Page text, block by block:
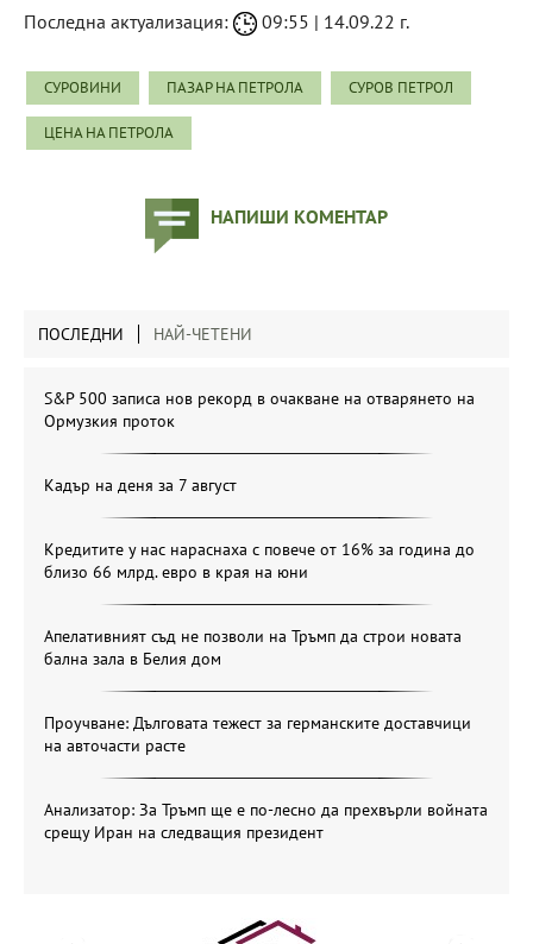
Последна актуализация: 09:55 | 14.09.22 г.
СУРОВИНИ ПАЗАР НА ПЕТРОЛА СУРОВ ПЕТРОЛ
ЦЕНА НА ПЕТРОЛА
НАПИШИ КОМЕНТАР
ПОСЛЕДНИ НАЙ-ЧЕТЕНИ
S&P 500 записа нов рекорд в очакване на отварянето на
Ормузкия проток
Кадър на деня за 7 август
Кредитите у нас нараснаха с повече от 16% за година до
близо 66 млрд. евро в края на юни
Апелативният съд не позволи на Тръмп да строи новата
бална зала в Белия дом
Проучване: Дълговата тежест за германските доставчици
на авточасти расте
Анализатор: За Тръмп ще е по-лесно да прехвърли войната
срещу Иран на следващия президент